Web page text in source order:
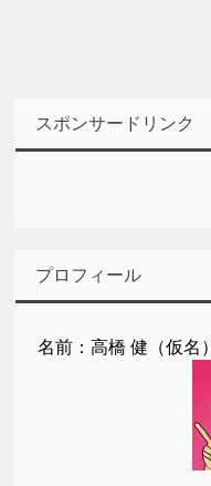
スポンサードリンク
プロフィール
名前：高橋 健（仮名）